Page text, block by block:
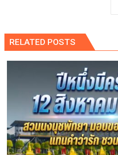
RELATED POSTS